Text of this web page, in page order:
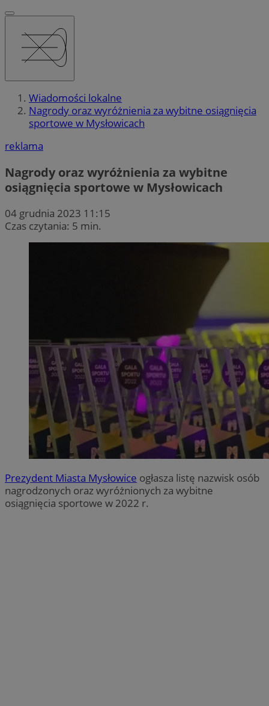
Wiadomości lokalne
Nagrody oraz wyróżnienia za wybitne osiągnięcia
sportowe w Mysłowicach
reklama
Nagrody oraz wyróżnienia za wybitne
osiągnięcia sportowe w Mysłowicach
04 grudnia 2023 11:15
Czas czytania: 5 min.
Prezydent Miasta Mysłowice ogłasza listę nazwisk osób
nagrodzonych oraz wyróżnionych za wybitne
osiągnięcia sportowe w 2022 r.